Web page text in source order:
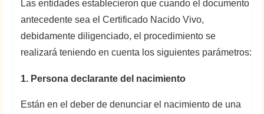
Las entidades establecieron que cuando el documento
antecedente sea el Certificado Nacido Vivo,
debidamente diligenciado, el procedimiento se
realizará teniendo en cuenta los siguientes parámetros:
1. Persona declarante del nacimiento
Están en el deber de denunciar el nacimiento de una